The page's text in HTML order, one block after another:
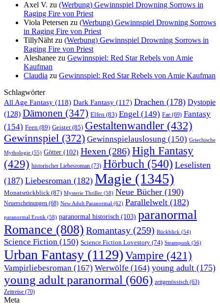
Axel V. zu (Werbung) Gewinnspiel Drowning Sorrows in
Raging Fire von Priest
Viola Petersen zu (Werbung) Gewinnspiel Drowning Sorrows
in Raging Fire von Priest
TillyNäht zu (Werbung) Gewinnspiel Drowning Sorrows in
Raging Fire von Priest
Aleshanee zu Gewinnspiel: Red Star Rebels von Amie
Kaufman
Claudia zu Gewinnspiel: Red Star Rebels von Amie Kaufman
Schlagwörter
All Age Fantasy (118) Dark Fantasy (117) Drachen (178) Dystopie
(128) Dämonen (347) Elfen (83) Engel (149) Fae (69) Fantasy
(154) Feen (89) Geister(85) Gestaltenwandler (432)
Gewinnspiel (372) Gewinnspielauslosung (150) Griechische
Mythologie (55) Götter (102) Hexen (286) High Fantasy
(429) historischer Liebesroman (73) Hörbuch (540) Leselisten
(187) Liebesroman (182) Magie (1345)
Monatsrückblick (87) Mysterie Thriller (58) Neue Bücher (190)
Neuerscheinungen (68) New Adult Paranormal (62) Parallelwelt (182)
paranormal Erotik (58) paranormal historisch (103) paranormal
Romance (808) Romantasy (259) Rückblick (54)
Science Fiction (150) Science Fiction Lovestory (74) Steampunk (56)
Urban Fantasy (1129) Vampire (421)
Vampirliebesroman (167) Werwölfe (164) young adult (175)
young adult paranormal (606) zeitgenössisch (63)
Zeitreise (70)
Meta